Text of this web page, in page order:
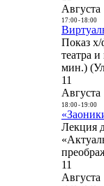
Августа
17:00- 18:00
Показ
театра
мин.)
11
Августа
18:00- 19:00
Лекция
11
Августа